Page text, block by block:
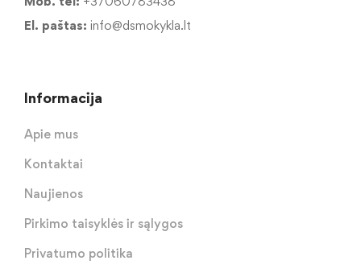
El. paštas: info@dsmokykla.lt
Informacija
Apie mus
Kontaktai
Naujienos
Pirkimo taisyklės ir sąlygos
Privatumo politika